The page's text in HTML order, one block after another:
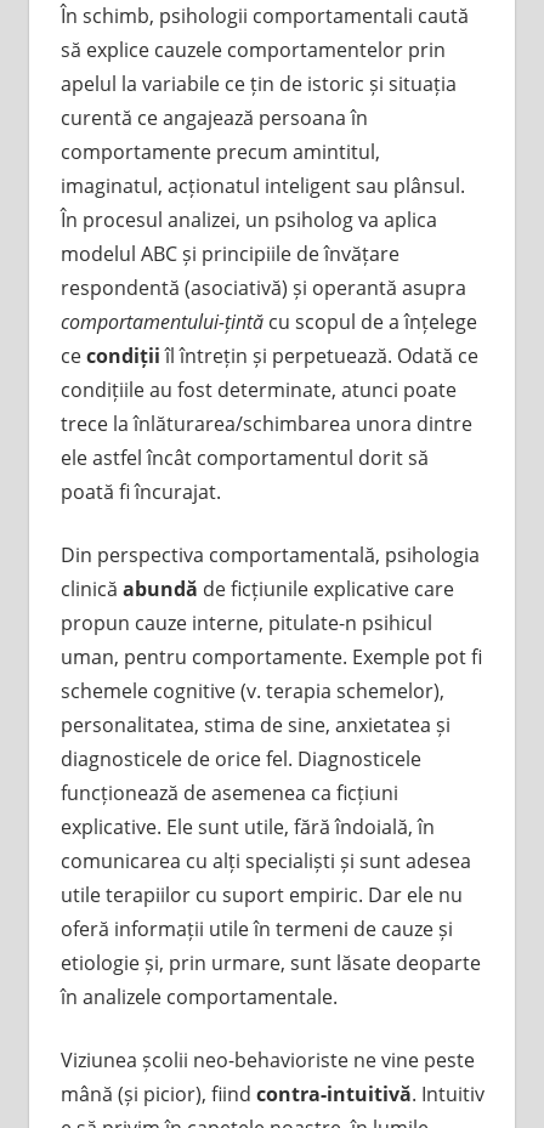
În schimb, psihologii comportamentali caută
să explice cauzele comportamentelor prin
apelul la variabile ce țin de istoric și situația
curentă ce angajează persoana în
comportamente precum amintitul,
imaginatul, acționatul inteligent sau plânsul.
În procesul analizei, un psiholog va aplica
modelul ABC și principiile de învățare
respondentă (asociativă) și operantă asupra
comportamentului-țintăcu scopul de a înțelege
cecondițiiîl întrețin și perpetuează. Odată ce
condițiile au fost determinate, atunci poate
trece la înlăturarea/schimbarea unora dintre
ele astfel încât comportamentul dorit să
poată fi încurajat.
Din perspectiva comportamentală, psihologia
clinică abundă de ficțiunile explicative care
propun cauze interne, pitulate-n psihicul
uman, pentru comportamente. Exemple pot fi
schemele cognitive (v. terapia schemelor),
personalitatea, stima de sine, anxietatea și
diagnosticele de orice fel. Diagnosticele
funcționează de asemenea ca ficțiuni
explicative. Ele sunt utile, fără îndoială, în
comunicarea cu alți specialiști și sunt adesea
utile terapiilor cu suport empiric. Dar ele nu
oferă informații utile în termeni de cauze și
etiologie și, prin urmare, sunt lăsate deoparte
în analizele comportamentale.
Viziunea școlii neo-behavioriste ne vine peste
mână (și picior), fiind contra-intuitivă. Intuitiv